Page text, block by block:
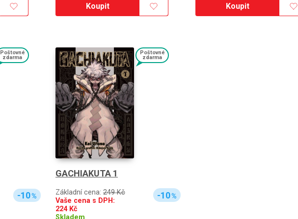
Koupit Koupit
Poštovné
zdarma
-10%
Poštovné
zdarma
GACHIAKUTA 1
Základní cena: 249 Kč
Vaše cena s DPH:
224Kč
Skladem
-10%